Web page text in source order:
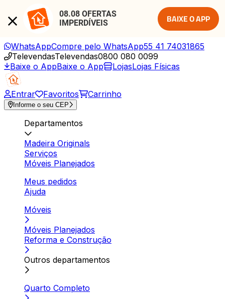
08.08 OFERTAS
IMPERDÍVEIS
BAIXE O APP
WhatsAppCompre pelo WhatsApp55 41 74031865
TelevendasTelevendas0800 080 0099
Baixe o AppBaixe o App LojasLojas Físicas
Entrar Favoritos Carrinho
Informe o seu CEP
Departamentos
Madeira Originals
Serviços
Móveis Planejados
Meus pedidos
Ajuda
Móveis
Móveis Planejados
Reforma e Construção
Outros departamentos
Quarto Completo